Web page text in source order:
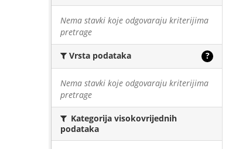
Nema stavki koje odgovaraju kriterijima
pretrage
Vrsta podataka ?
Nema stavki koje odgovaraju kriterijima
pretrage
Kategorija visokovrijednih
podataka